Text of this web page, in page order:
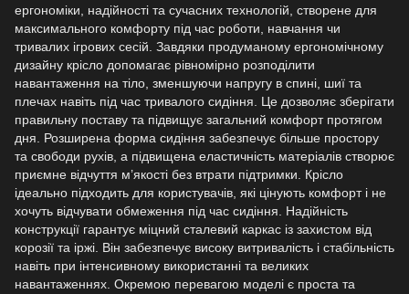
ергономіки, надійності та сучасних технологій, створене для
максимального комфорту під час роботи, навчання чи
тривалих ігрових сесій. Завдяки продуманому ергономічному
дизайну крісло допомагає рівномірно розподілити
навантаження на тіло, зменшуючи напругу в спині, шиї та
плечах навіть під час тривалого сидіння. Це дозволяє зберігати
правильну поставу та підвищує загальний комфорт протягом
дня. Розширена форма сидіння забезпечує більше простору
та свободи рухів, а підвищена еластичність матеріалів створює
приємне відчуття м’якості без втрати підтримки. Крісло
ідеально підходить для користувачів, які цінують комфорт і не
хочуть відчувати обмеження під час сидіння. Надійність
конструкції гарантує міцний сталевий каркас із захистом від
корозії та іржі. Він забезпечує високу витривалість і стабільність
навіть при інтенсивному використанні та великих
навантаженнях. Окремою перевагою моделі є проста та